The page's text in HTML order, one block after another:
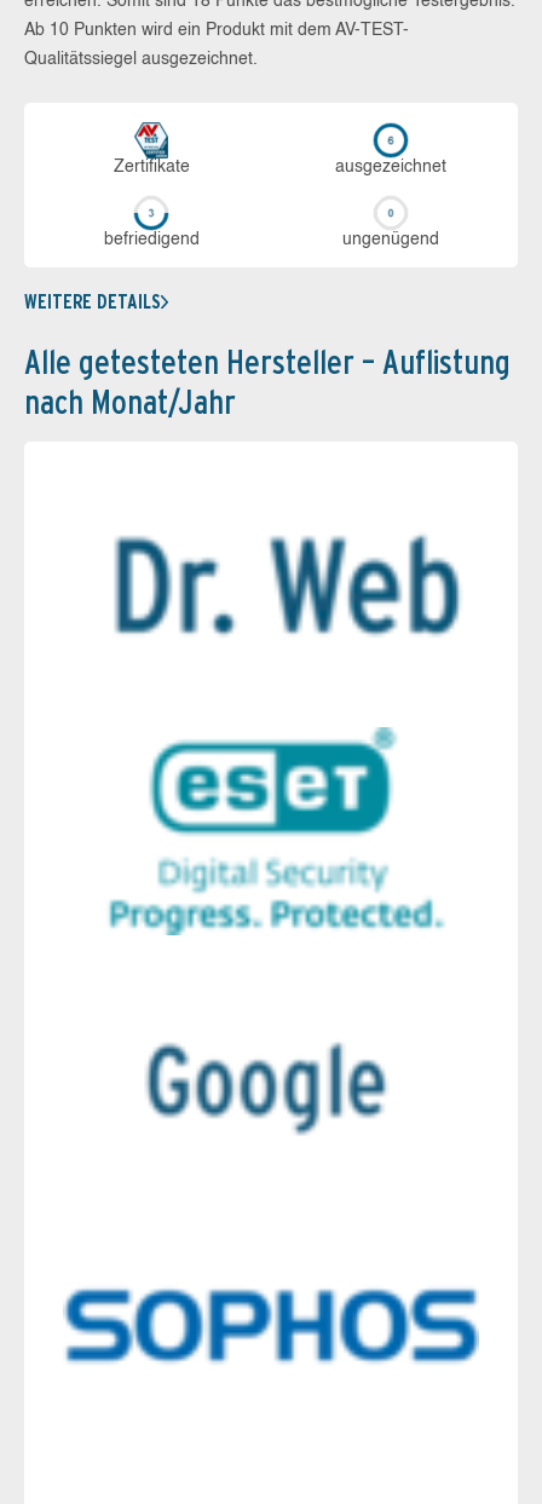
Ab 10 Punkten wird ein Produkt mit dem AV-TEST-
Qualitätssiegel ausgezeichnet.
Zerti­fikate aus­ge­zeich­net
be­frie­di­gend un­ge­nü­gend
WEITERE DETAILS
Alle getesteten Hersteller – Auflistung
nach Monat/Jahr